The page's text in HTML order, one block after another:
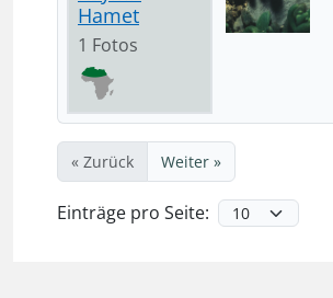
Hamet
1 Fotos
« Zurück Weiter »
Einträge pro Seite: